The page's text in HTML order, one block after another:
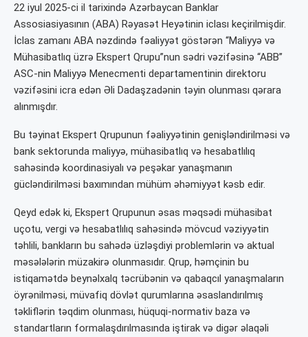
22 iyul 2025-ci il tarixində Azərbaycan Banklar
Assosiasiyasının (ABA) Rəyasət Heyətinin iclası keçirilmişdir.
İclas zamanı ABA nəzdində fəaliyyət göstərən “Maliyyə və
Mühasibatlıq üzrə Ekspert Qrupu”nun sədri vəzifəsinə “ABB”
ASC-nin Maliyyə Menecmenti departamentinin direktoru
vəzifəsini icra edən Əli Dadaşzadənin təyin olunması qərara
alınmışdır.
Bu təyinat Ekspert Qrupunun fəaliyyətinin genişləndirilməsi və
bank sektorunda maliyyə, mühasibatlıq və hesabatlılıq
sahəsində koordinasiyalı və peşəkar yanaşmanın
gücləndirilməsi baxımından mühüm əhəmiyyət kəsb edir.
Qeyd edək ki, Ekspert Qrupunun əsas məqsədi mühasibat
uçotu, vergi və hesabatlılıq sahəsində mövcud vəziyyətin
təhlili, bankların bu sahədə üzləşdiyi problemlərin və aktual
məsələlərin müzakirə olunmasıdır. Qrup, həmçinin bu
istiqamətdə beynəlxalq təcrübənin və qabaqcıl yanaşmaların
öyrənilməsi, müvafiq dövlət qurumlarına əsaslandırılmış
təkliflərin təqdim olunması, hüquqi-normativ baza və
standartların formalaşdırılmasında iştirak və digər əlaqəli